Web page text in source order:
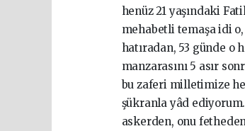
henüz 21 yaşındaki
mehabetli temaşa idi
hatıradan, 53 günde o
manzarasını 5 asır
bu zaferi milletimize
şükranla yâd
askerden, onu